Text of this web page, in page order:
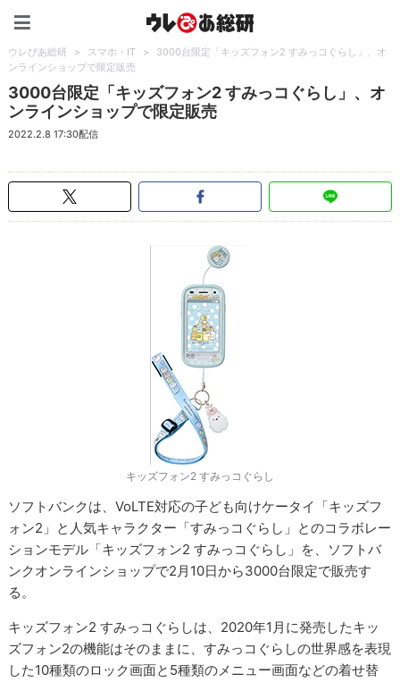
ウレぴあ総研 > スマホ・IT >
3000台限定「キッズフォン2 すみっコぐらし」、オ
ンラインショップで限定販売
3000台限定「キッズフォン2 すみっコぐらし」、オ
ンラインショップで限定販売
2022.2.8 17:30配信
キッズフォン2 すみっコぐらし
ソフトバンクは、VoLTE対応の子ども向けケータイ「キッズフ
ォン2」と人気キャラクター「すみっコぐらし」とのコラボレー
ションモデル「キッズフォン2 すみっコぐらし」を、ソフトバ
ンクオンラインショップで2月10日から3000台限定で販売す
る。
キッズフォン2 すみっコぐらしは、2020年1月に発売したキッ
ズフォン2の機能はそのままに、すみっコぐらしの世界感を表現
した10種類のロック画面と5種類のメニュー画面などの着せ替